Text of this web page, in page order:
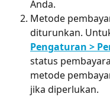
Anda.
Metode
diturunkan.
Pengaturan >
status
metode
jika diperlukan.